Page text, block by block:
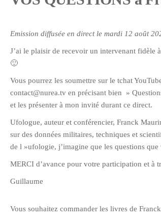
Emission diffusée en direct le mardi 12 août
J’ai le plaisir de recevoir un intervenant fidèle
🙂
Vous pourrez les soumettre sur le tchat
contact@nurea.tv en précisant bien »
et les présenter à mon invité durant ce direct.
Ufologue, auteur et conférencier, Franck
sur des données militaires, techniques et
de l »ufologie, j’imagine que les questions
MERCI d’avance pour votre participation et à
Guillaume
Vous souhaitez commander les livres de